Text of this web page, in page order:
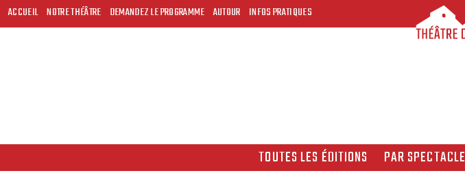
ACCUEIL NOTRE THÉÂTRE DEMANDEZ LE PROGRAMME AUTOUR INFOS PRATIQUES
TOUTES LES ÉDITIONS PAR SPECTACLE